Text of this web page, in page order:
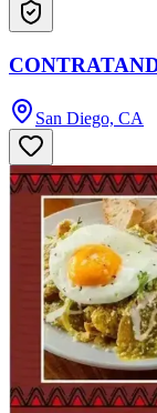
San Diego, CA